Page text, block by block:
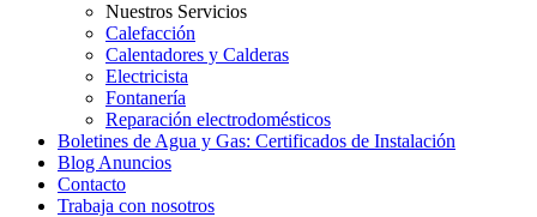
Nuestros Servicios
Calefacción
Calentadores y Calderas
Electricista
Fontanería
Reparación electrodomésticos
Boletines de Agua y Gas: Certificados de Instalación
Blog Anuncios
Contacto
Trabaja con nosotros